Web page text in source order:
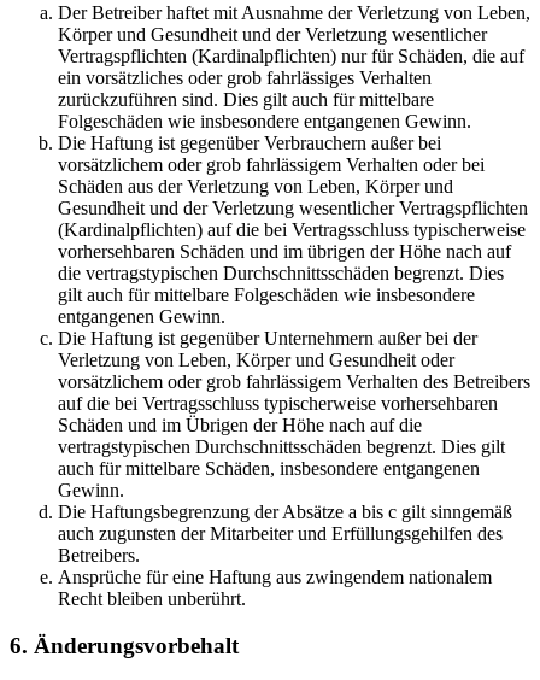
Der Betreiber haftet mit Ausnahme der Verletzung von Leben,
Körper und Gesundheit und der Verletzung wesentlicher
Vertragspflichten (Kardinalpflichten) nur für Schäden, die auf
ein vorsätzliches oder grob fahrlässiges Verhalten
zurückzuführen sind. Dies gilt auch für mittelbare
Folgeschäden wie insbesondere entgangenen Gewinn.
Die Haftung ist gegenüber Verbrauchern außer bei
vorsätzlichem oder grob fahrlässigem Verhalten oder bei
Schäden aus der Verletzung von Leben, Körper und
Gesundheit und der Verletzung wesentlicher Vertragspflichten
(Kardinalpflichten) auf die bei Vertragsschluss typischerweise
vorhersehbaren Schäden und im übrigen der Höhe nach auf
die vertragstypischen Durchschnittsschäden begrenzt. Dies
gilt auch für mittelbare Folgeschäden wie insbesondere
entgangenen Gewinn.
Die Haftung ist gegenüber Unternehmern außer bei der
Verletzung von Leben, Körper und Gesundheit oder
vorsätzlichem oder grob fahrlässigem Verhalten des Betreibers
auf die bei Vertragsschluss typischerweise vorhersehbaren
Schäden und im Übrigen der Höhe nach auf die
vertragstypischen Durchschnittsschäden begrenzt. Dies gilt
auch für mittelbare Schäden, insbesondere entgangenen
Gewinn.
Die Haftungsbegrenzung der Absätze a bis c gilt sinngemäß
auch zugunsten der Mitarbeiter und Erfüllungsgehilfen des
Betreibers.
Ansprüche für eine Haftung aus zwingendem nationalem
Recht bleiben unberührt.
6. Änderungsvorbehalt